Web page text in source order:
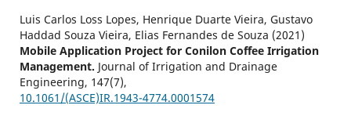
Luis Carlos Loss Lopes, Henrique Duarte Vieira, Gustavo
Haddad Souza Vieira, Elias Fernandes de Souza (2021)
Mobile Application Project for Conilon Coffee Irrigation
Management. Journal of Irrigation and Drainage
Engineering, 147(7),
10.1061/(ASCE)IR.1943-4774.0001574